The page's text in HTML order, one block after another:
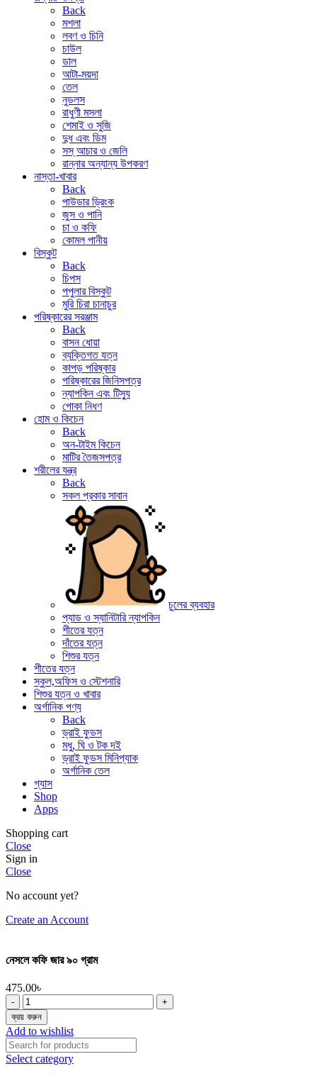
Back
মশলা
লবণ ও চিনি
চাউল
ডাল
আটা-ময়দা
তেল
নুডলস
রাধুণী মসলা
শেমাই ও সুজি
দুধ এবং ডিম
সস্ আচার ও জেলি
রান্নার অন্যান্য উপকরণ
নাস্তা-খাবার
Back
পাউডার ড্রিংক
জুস ও পানি
চা ও কফি
কোমল পানীয়
বিস্কুট
Back
চিপস
পপুলার বিস্কুট
মুরি চিরা চানাচুর
পরিষ্কারের সরঞ্জাম
Back
বাসন ধোয়া
ব্যক্তিগত যত্ন
কাপড় পরিষ্কার
পরিষ্কারের জিনিসপত্র
ন্যাপকিন এবং টিস্যু
পোকা নিধণ
হোম ও কিচেন
Back
অন-টাইম কিচেন
মাটির তৈজসপত্র
শরীলের যন্ত্র
Back
সকল প্রকার সাবান
চুলের ব্যবহার
প্যাড ও স্যানিটারি ন্যাপকিন
শীতের যত্ন
দাঁতের যত্ন
শিশুর যত্ন
শীতের যত্ন
স্কুল,অফিস ও স্টেশনারি
শিশুর যত্ন ও খাবার
অর্গানিক পণ্য
Back
ড্রাই ফুডস
মধু, ঘি ও টক দই
ড্রাই ফুডস মিনিপ্যাক
অর্গানিক তেল
গ্যাস
Shop
Apps
Shopping cart
Close
Sign in
Close
No account yet?
Create an Account
নেসলে কফি জার ৯০ গ্রাম
475.00৳
নেসলে
কফি
জার
৯০
গ্রাম
quantity
ক্রয় করুন
Add to wishlist
Select category